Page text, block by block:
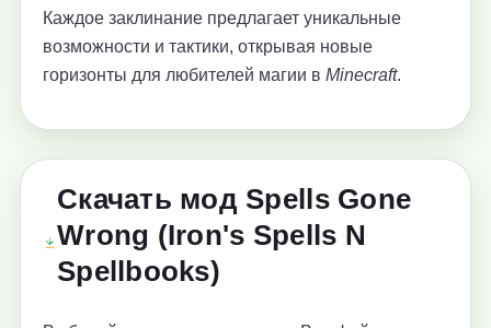
Каждое заклинание предлагает уникальные
возможности и тактики, открывая новые
горизонты для любителей магии в Minecraft.
Скачать мод Spells Gone
Wrong (Iron's Spells N
Spellbooks)